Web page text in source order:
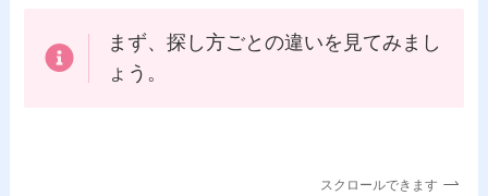
まず、探し方ごとの違いを見てみまし
ょう。
スクロールできます